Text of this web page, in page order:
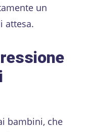
un
attesa.
bambini, che